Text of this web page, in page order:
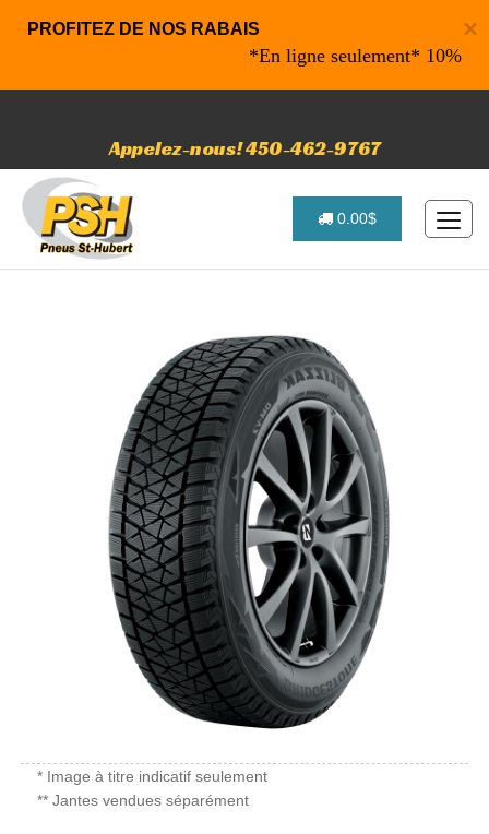
×
PROFITEZ DE NOS RABAIS
*En ligne seulement* 10% de
Appelez-nous! 450-462-9767
0.00$
* Image à titre indicatif seulement
** Jantes vendues séparément